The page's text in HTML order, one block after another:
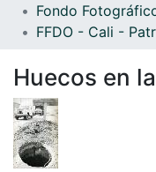
FFDO - Cali -
Huecos en